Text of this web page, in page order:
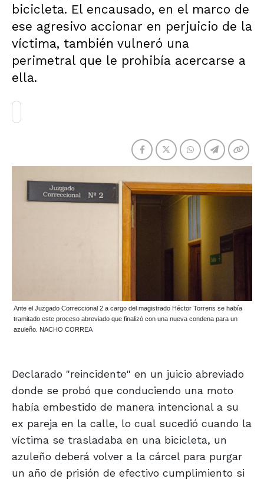
bicicleta. El encausado, en el marco de
ese agresivo accionar en perjuicio de la
víctima, también vulneró una
perimetral que le prohibía acercarse a
ella.
Ante el Juzgado Correccional 2 a cargo del magistrado Héctor Torrens se había
tramitado este proceso abreviado que finalizó con una nueva condena para un
azuleño. NACHO CORREA
Declarado "reincidente" en un juicio abreviado
donde se probó que conduciendo una moto
había embestido de manera intencional a su
ex pareja en la calle, lo cual sucedió cuando la
víctima se trasladaba en una bicicleta, un
azuleño deberá volver a la cárcel para purgar
un año de prisión de efectivo cumplimiento si